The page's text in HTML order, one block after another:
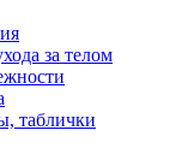
за телом
таблички